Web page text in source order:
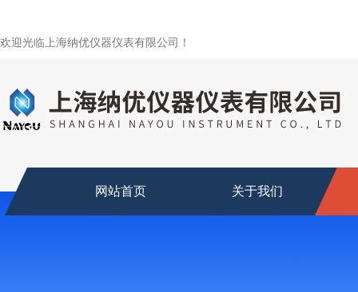
欢迎光临上海纳优仪器仪表有限公司！
网站首页 关于我们